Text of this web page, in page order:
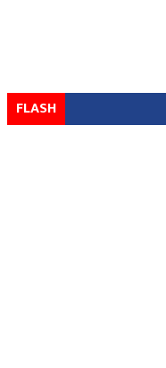
Design &
FLASH